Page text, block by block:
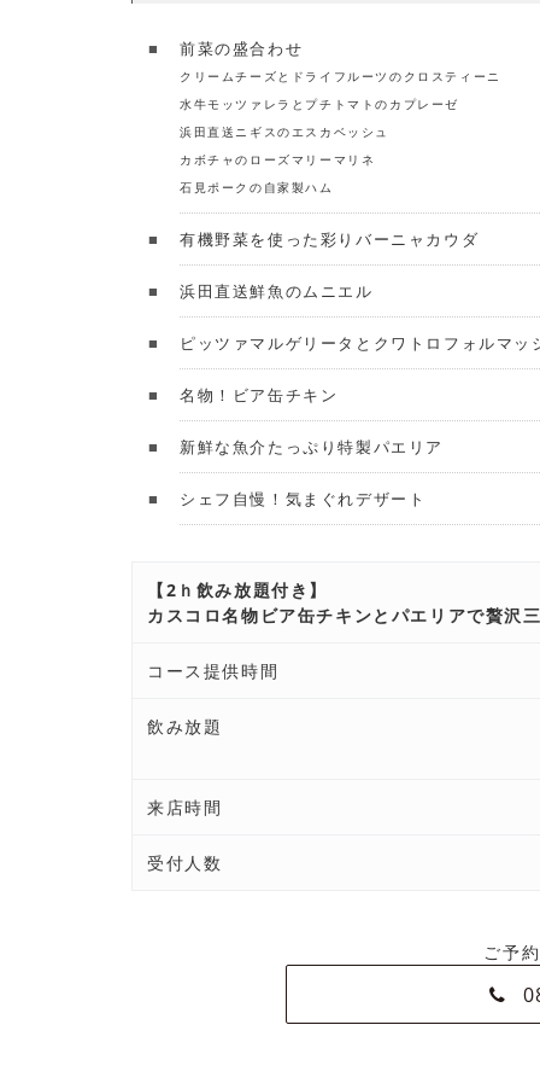
前菜の盛合わせ
クリームチーズとドライフルーツのクロスティーニ
水牛モッツァレラとプチトマトのカプレーゼ
浜田直送ニギスのエスカベッシュ
カボチャのローズマリーマリネ
石見ポークの自家製ハム
有機野菜を使った彩りバーニャカウダ
浜田直送鮮魚のムニエル
ピッツァマルゲリータとクワトロフォルマッ
名物！ビア缶チキン
新鮮な魚介たっぷり特製パエリア
シェフ自慢！気まぐれデザート
【2ｈ飲み放題付き】
カスコロ名物ビア缶チキンとパエリアで贅沢
コース提供時間
飲み放題
来店時間
受付人数
ご予